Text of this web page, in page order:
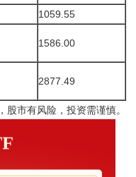
1059.55
1586.00
2877.49
市有风险，投资需谨慎。